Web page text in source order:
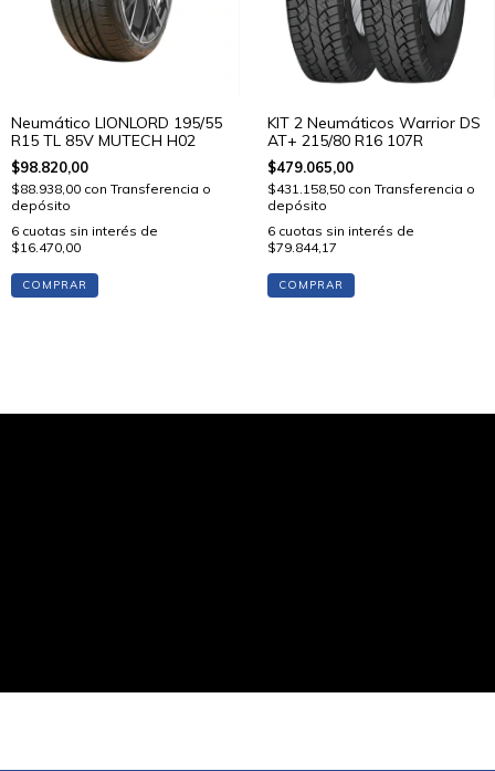
Neumático LIONLORD 195/55
R15 TL 85V MUTECH H02
$98.820,00
$88.938,00 con Transferencia o
depósito
6 cuotas sin interés de
$16.470,00
COMPRAR
KIT 2 Neumáticos Warrior DS
AT+ 215/80 R16 107R
$479.065,00
$431.158,50 con Transferencia o
depósito
6 cuotas sin interés de
$79.844,17
COMPRAR